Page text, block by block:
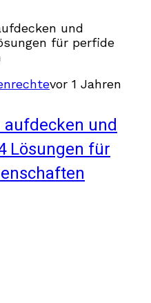
vor 1 Jahren
und
Lösungen für